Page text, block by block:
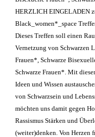
HERZLICH EINGELADEN
Black_women*_space
Dieses Treffen soll einen
Vernetzung von Schwarzen
Frauen*, Schwarze
Schwarze Frauen*. Mit
Ideen und Wissen
von Schwarzsein und
möchten uns damit gegen
Rassismus Stärken und
(weiter)denken. Von Herzen